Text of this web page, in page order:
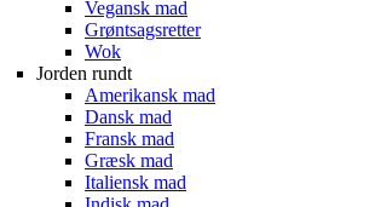
Vegansk mad
Grøntsagsretter
Wok
Jorden rundt
Amerikansk mad
Dansk mad
Fransk mad
Græsk mad
Italiensk mad